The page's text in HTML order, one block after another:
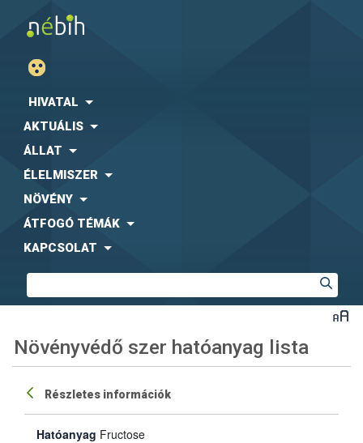
HIVATAL
AKTUÁLIS
ÁLLAT
ÉLELMISZER
NÖVÉNY
ÁTFOGÓ TÉMÁK
KAPCSOLAT
Növényvédő szer hatóanyag lista
Részletes információk
Hatóanyag Fructose